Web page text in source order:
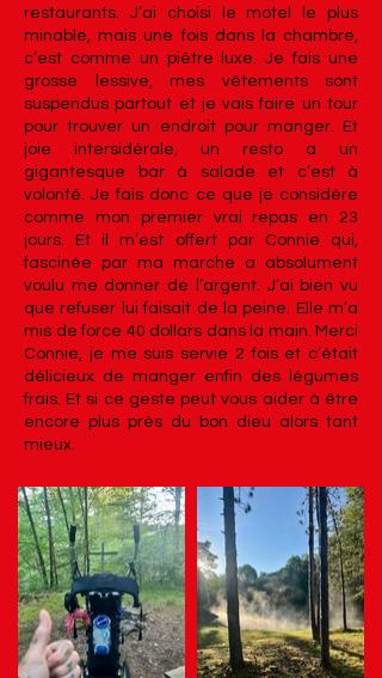
restaurants. J’ai choisi le motel le plus
minable, mais une fois dans la chambre,
c’est comme un piètre luxe. Je fais une
grosse lessive, mes vêtements sont
suspendus partout et je vais faire un tour
pour trouver un endroit pour manger. Et
joie intersidérale, un resto a un
gigantesque bar à salade et c’est à
volonté. Je fais donc ce que je considère
comme mon premier vrai repas en 23
jours. Et il m’est offert par Connie qui,
fascinée par ma marche a absolument
voulu me donner de l’argent. J’ai bien vu
que refuser lui faisait de la peine. Elle m’a
mis de force 40 dollars dans la main. Merci
Connie, je me suis servie 2 fois et c’était
délicieux de manger enfin des légumes
frais. Et si ce geste peut vous aider à être
encore plus près du bon dieu alors tant
mieux.